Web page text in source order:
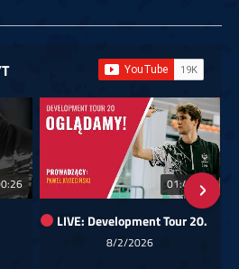
01:40:24
LIVE: Development Tour 20.
8/2/2026